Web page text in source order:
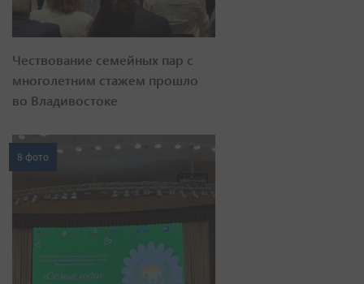
Чествование семейных пар с
многолетним стажем прошло
во Владивостоке
8 фото